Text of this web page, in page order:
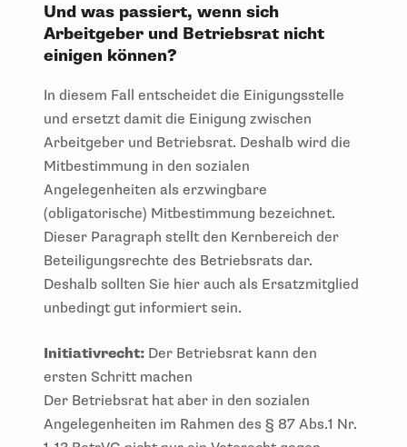
Und was passiert, wenn sich
Arbeitgeber und Betriebsrat nicht
einigen können?
In diesem Fall entscheidet die Einigungsstelle
und ersetzt damit die Einigung zwischen
Arbeitgeber und Betriebsrat. Deshalb wird die
Mitbestimmung in den sozialen
Angelegenheiten als erzwingbare
(obligatorische) Mitbestimmung bezeichnet.
Dieser Paragraph stellt den Kernbereich der
Beteiligungsrechte des Betriebsrats dar.
Deshalb sollten Sie hier auch als Ersatzmitglied
unbedingt gut informiert sein.
Initiativrecht: Der Betriebsrat kann den
ersten Schritt machen
Der Betriebsrat hat aber in den sozialen
Angelegenheiten im Rahmen des § 87 Abs.1 Nr.